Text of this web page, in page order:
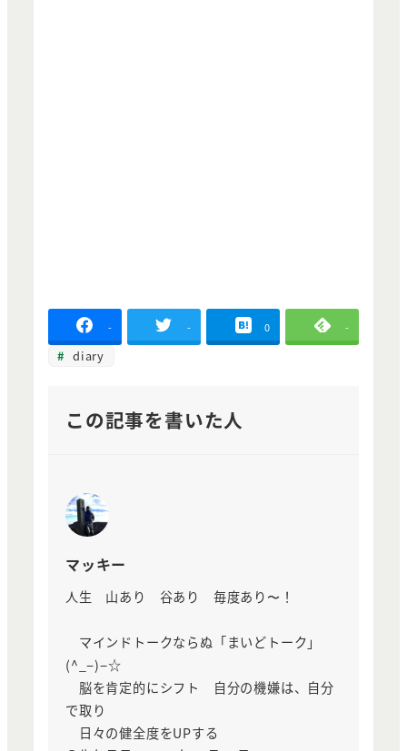
- - 0 -
diary
この記事を書いた人
マッキー
人生 山あり 谷あり 毎度あり〜！
マインドトークならぬ「まいどトーク」
(^_−)−☆
脳を肯定的にシフト 自分の機嫌は、自分
で取り
日々の健全度をUPする